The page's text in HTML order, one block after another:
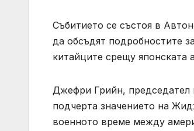
Събитието се състоя в
да обсъдят подробностите
китайците срещу японската
Джефри Грийн, председател
подчерта значението на
военното време между